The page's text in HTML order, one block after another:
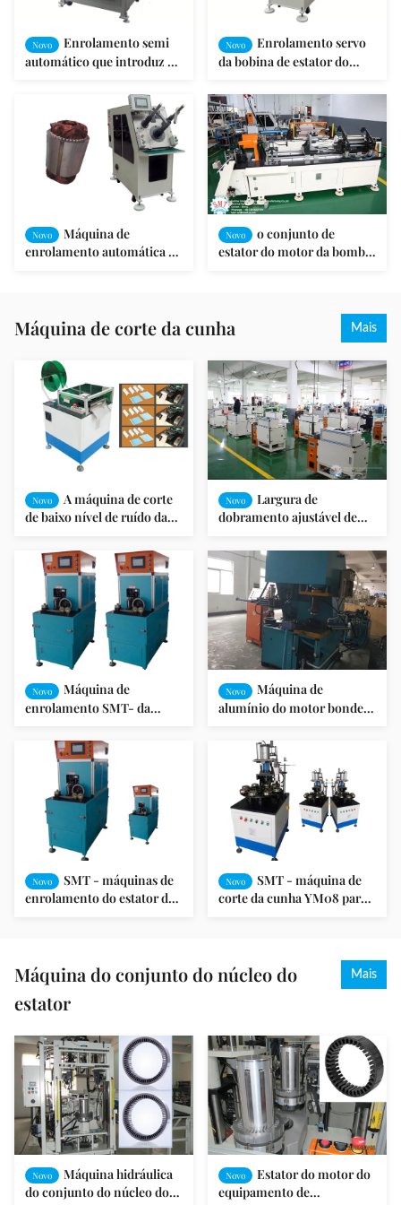
Novo
Enrolamento semi
automático que introduz a
entalhe do estator do
motor/bobina que introduz
a máquina
Novo
Enrolamento servo
da bobina de estator do
introduz a máquina com
cunha
Novo
Máquina de
enrolamento automática da
Novo
o conjunto de
estator do motor da bomba
estator
Máquina de corte da cunha Mais
Novo
A máquina de corte
de baixo nível de ruído da
motor de indução, saída
pode ser ajustada
Novo
Largura de
dobramento ajustável de
OEM da máquina da
isolação automática do
entalhe
Novo
Máquina de
enrolamento SMT- da
da cunha da precisão do
CNC auto LG300
Novo
Máquina de
alumínio do motor bonde
cunha com sistema de
refrigeração
Novo
SMT - máquinas de
enrolamento do estator de
Novo
SMT - máquina de
corte da cunha YM08 para
Máquina do conjunto do núcleo do
estator
Mais
Novo
Máquina hidráulica
do conjunto do núcleo do
Novo
Estator do motor do
equipamento de